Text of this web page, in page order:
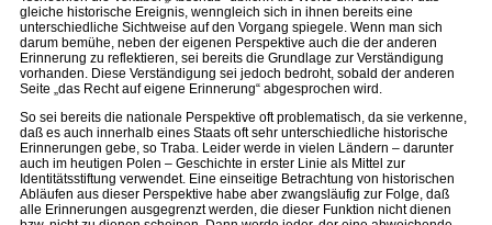
gleiche historische Ereignis, wenngleich sich in ihnen bereits eine
unterschiedliche Sichtweise auf den Vorgang spiegele. Wenn man sich
darum bemühe, neben der eigenen Perspektive auch die der anderen
Erinnerung zu reflektieren, sei bereits die Grundlage zur Verständigung
vorhanden. Diese Verständigung sei jedoch bedroht, sobald der anderen
Seite „das Recht auf eigene Erinnerung“ abgesprochen wird.
So sei bereits die nationale Perspektive oft problematisch, da sie verkenne,
daß es auch innerhalb eines Staats oft sehr unterschiedliche historische
Erinnerungen gebe, so Traba. Leider werde in vielen Ländern – darunter
auch im heutigen Polen – Geschichte in erster Linie als Mittel zur
Identitätsstiftung verwendet. Eine einseitige Betrachtung von historischen
Abläufen aus dieser Perspektive habe aber zwangsläufig zur Folge, daß
alle Erinnerungen ausgegrenzt werden, die dieser Funktion nicht dienen